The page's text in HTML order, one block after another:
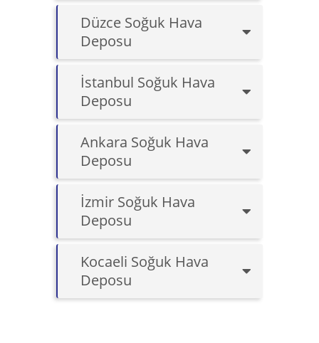
Düzce Soğuk Hava
Deposu
İstanbul Soğuk Hava
Deposu
Ankara Soğuk Hava
Deposu
İzmir Soğuk Hava
Deposu
Kocaeli Soğuk Hava
Deposu